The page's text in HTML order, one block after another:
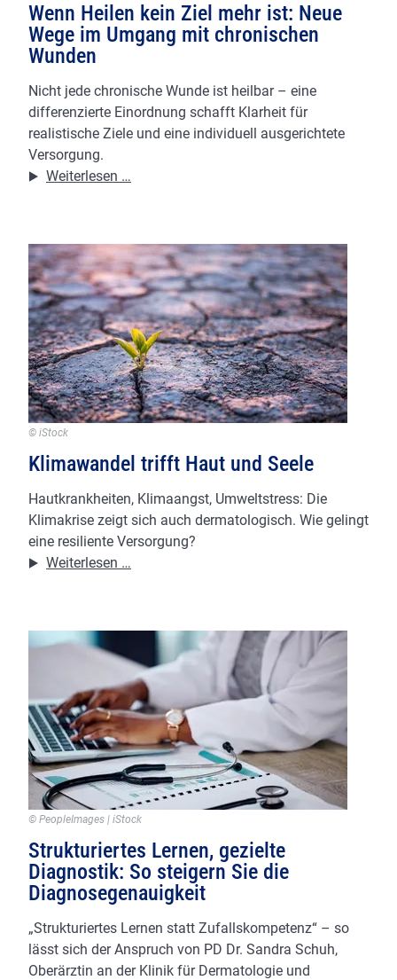
Wenn Heilen kein Ziel mehr ist: Neue
Wege im Umgang mit chronischen
Wunden
Nicht jede chronische Wunde ist heilbar – eine
differenzierte Einordnung schafft Klarheit für
realistische Ziele und eine individuell ausgerichtete
Versorgung.
Weiterlesen …
mehr
ist:
Neue
Wege
im
Umgang
mit
chronischen
© iStock
Klimawandel trifft Haut und Seele
Hautkrankheiten, Klimaangst, Umweltstress: Die
Klimakrise zeigt sich auch dermatologisch. Wie gelingt
eine resiliente Versorgung?
Weiterlesen …
Seele
© PeopleImages | iStock
Strukturiertes Lernen, gezielte
Diagnostik: So steigern Sie die
Diagnosegenauigkeit
„Strukturiertes Lernen statt Zufallskompetenz“ – so
lässt sich der Anspruch von PD Dr. Sandra Schuh,
Oberärztin an der Klinik für Dermatologie und